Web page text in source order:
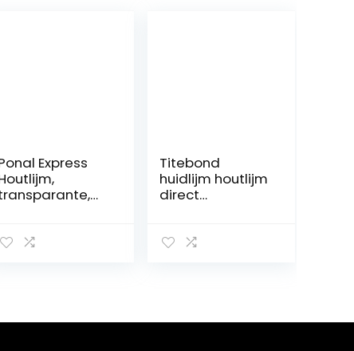
Express
veelzijdig lijm-
Titebond
huidlijm houtlijm
direct
501/3